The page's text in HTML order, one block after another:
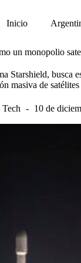
Inicio
un monopolio
Starshield, busca
masiva de
Tech 10 de